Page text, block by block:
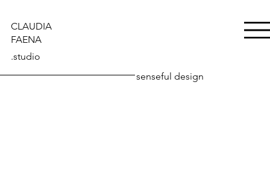
CLAUDIA
FAENA
.studio
senseful design